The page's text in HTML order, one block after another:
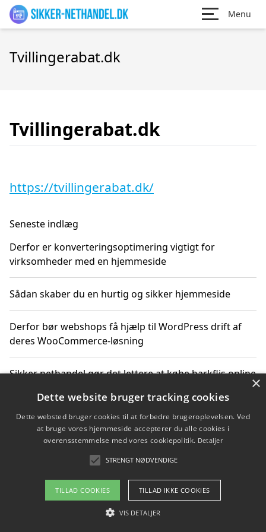
Menu
Tvillingerabat.dk
Tvillingerabat.dk
https://tvillingerabat.dk/
Seneste indlæg
Derfor er konverteringsoptimering vigtigt for
virksomheder med en hjemmeside
Sådan skaber du en hurtig og sikker hjemmeside
Derfor bør webshops få hjælp til WordPress drift af
deres WooCommerce-løsning
Sikker nethandel gør det lettere at købe barkflis online
Ting du bør vide før du vælger webbureau i Aarhus
Copyright 2026 - Pilanto Aps
Om / kontakt
Blog Betingelser
×
Dette website bruger tracking cookies
Dette websted bruger cookies til at forbedre brugeroplevelsen. Ved
at bruge vores hjemmeside accepterer du alle cookies i
overensstemmelse med vores cookiepolitik. Detaljer
STRENGT NØDVENDIGE
TILLAD COOKIES TILLAD IKKE COOKIES
VIS DETALJER